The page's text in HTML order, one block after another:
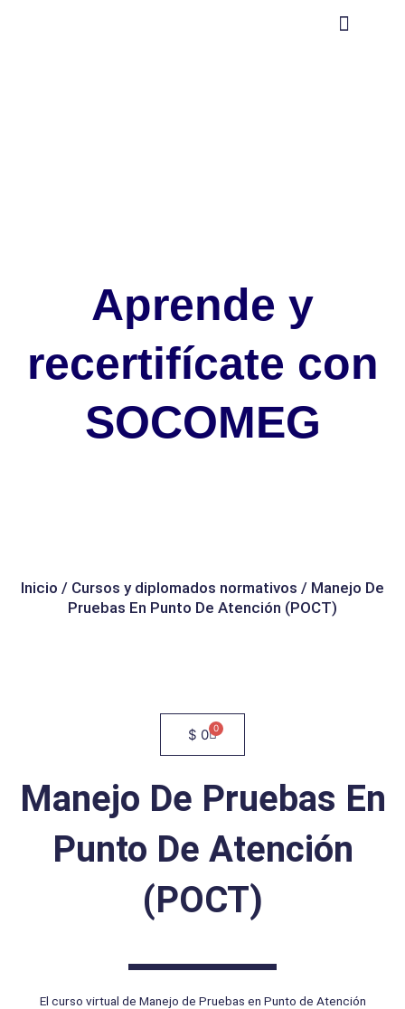
Aprende y
recertifícate con
SOCOMEG
Inicio / Cursos y diplomados normativos / Manejo De
Pruebas En Punto De Atención (POCT)
$ 0 0
Cart
Manejo De Pruebas En
Punto De Atención
(POCT)
El curso virtual de Manejo de Pruebas en Punto de Atención